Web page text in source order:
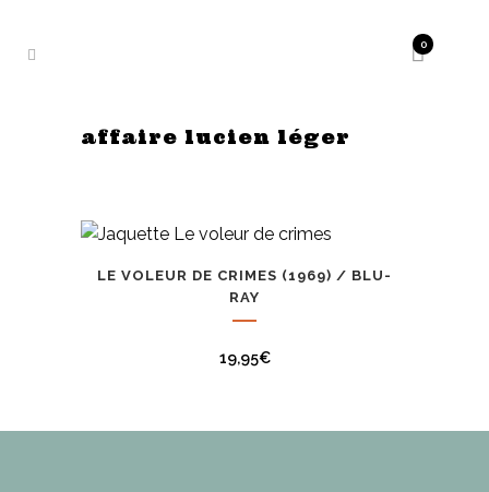
0
affaire lucien léger
LE VOLEUR DE CRIMES (1969) / BLU-
RAY
19,95€